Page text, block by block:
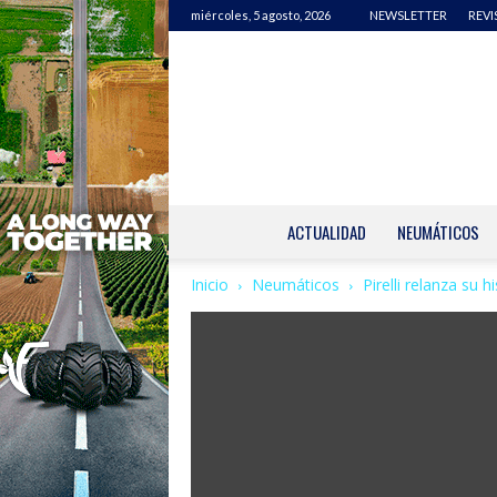
miércoles, 5 agosto, 2026 NEWSLETTER
ACTUALIDAD NEUMÁTICOS
Inicio Neumáticos Pirelli relanza su